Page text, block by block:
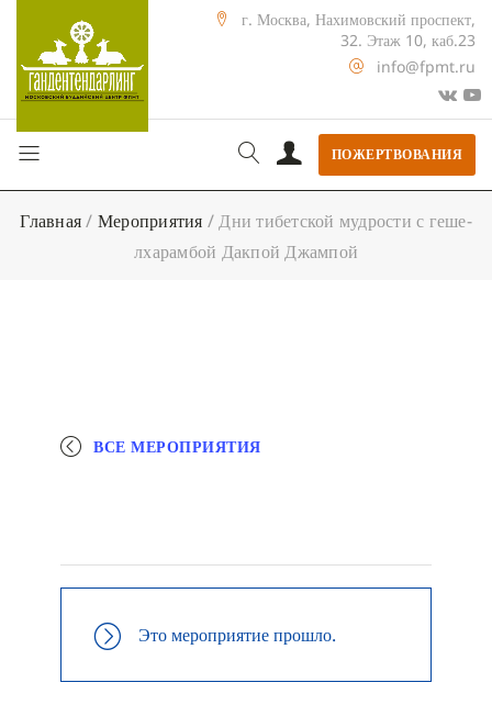
г. Москва, Нахимовский проспект,
32. Этаж 10, каб.23
info@fpmt.ru
ПОЖЕРТВОВАНИЯ
Главная/ Мероприятия /Дни тибетской мудрости с геше-
лхарамбой Дакпой Джампой
ВСЕ МЕРОПРИЯТИЯ
Это мероприятие прошло.